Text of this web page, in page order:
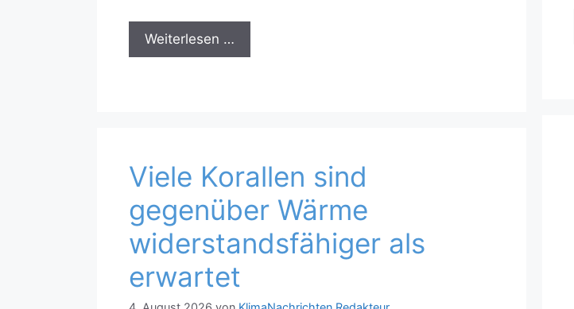
Weiterlesen …
Viele Korallen sind
gegenüber Wärme
widerstandsfähiger als
erwartet